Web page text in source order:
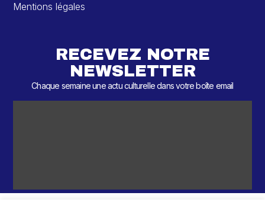
Mentions légales
RECEVEZ NOTRE
NEWSLETTER
Chaque semaine une actu culturelle dans votre boîte email